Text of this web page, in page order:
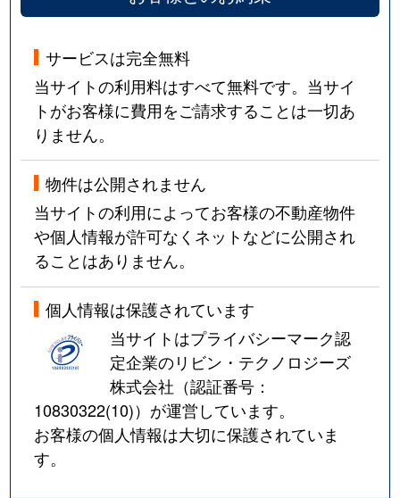
サービスは完全無料
当サイトの利用料はすべて無料です。当サイ
トがお客様に費用をご請求することは一切あ
りません。
物件は公開されません
当サイトの利用によってお客様の不動産物件
や個人情報が許可なくネットなどに公開され
ることはありません。
個人情報は保護されています
当サイトはプライバシーマーク認
定企業のリビン・テクノロジーズ
株式会社（認証番号：
10830322(10)）が運営しています。
お客様の個人情報は大切に保護されていま
す。